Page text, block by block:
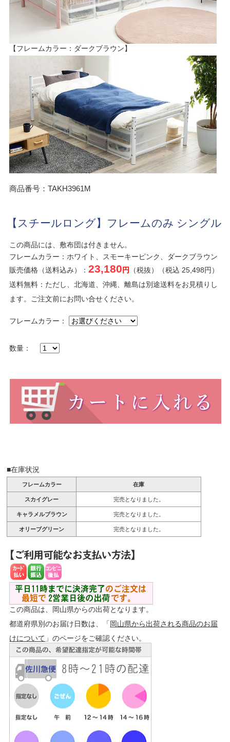
【フレームカラー：ダークブラウン】
商品番号：TAKH3961M
【スチールロング】フレームのみ シングル
この商品には、敷布団は付きません。
フレームカラー：ホワイト、スモーキーピンク、ダークブラウン
販売価格（送料込み）：23,180 円
（税抜）（税込 25,498円）
送料無料：ただし、北海道、沖縄、離島は別途送料をお見積りし
ます。ご注文前にお問い合せください。
フレームカラー：
数量：
■在庫状況
フレームカラー 在庫
スカイグレー 完売となりました。
キャラメルブラウン 完売となりました。
オリーブグリーン 完売となりました。
この商品は、岡山県からの出荷となります。
都道府県別のお届け日数は、「 岡山県から出荷される商品のお届
けについて 」のページをご確認ください。